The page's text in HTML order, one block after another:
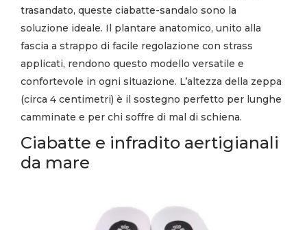
trasandato, queste ciabatte-sandalo sono la
soluzione ideale. Il plantare anatomico, unito alla
fascia a strappo di facile regolazione con strass
applicati, rendono questo modello versatile e
confortevole in ogni situazione. L’altezza della zeppa
(circa 4 centimetri) è il sostegno perfetto per lunghe
camminate e per chi soffre di mal di schiena.
Ciabatte e infradito aertigianali
da mare